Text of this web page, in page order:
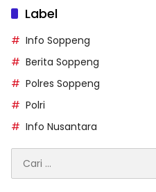
Label
Info Soppeng
Berita Soppeng
Polres Soppeng
Polri
Info Nusantara
untuk: